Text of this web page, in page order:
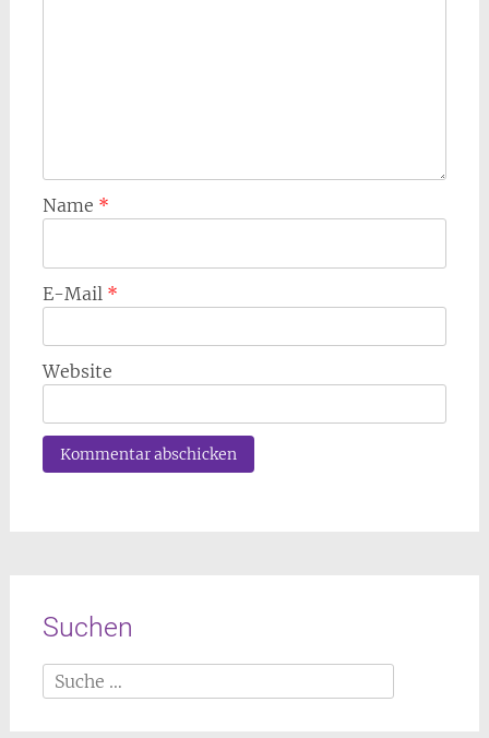
Name *
E-Mail *
Website
Suchen
Suche
nach: